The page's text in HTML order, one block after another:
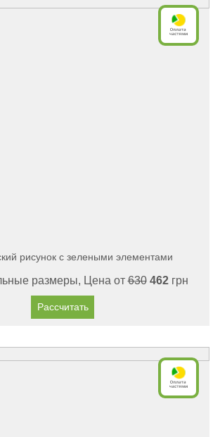
рисунок с зелеными элементами
размеры, Цена от630 462грн
Рассчитать